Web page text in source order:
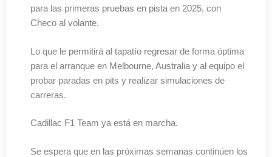
para las primeras pruebas en pista en 2025, con
Checo al volante.
Lo que le permitirá al tapatío regresar de forma óptima
para el arranque en Melbourne, Australia y al equipo el
probar paradas en pits y realizar simulaciones de
carreras.
Cadillac F1 Team ya está en marcha.
Se espera que en las próximas semanas continúen los